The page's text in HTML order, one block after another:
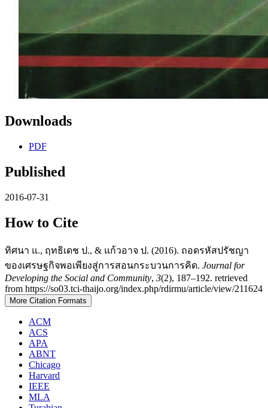
Downloads
PDF
Published
2016-07-31
How to Cite
ทิศนา แ., ฤทธิเดช ป., & แก้วอาจ ป. (2016). ถอดรหัสปรัชญา
ของเศรษฐกิจพอเพียงสู่การสอนกระบวนการคิด. Journal for
Developing the Social and Community, 3(2), 187–192. retrieved
from https://so03.tci-thaijo.org/index.php/rdirmu/article/view/211624
More Citation Formats
ACM
ACS
APA
ABNT
Chicago
Harvard
IEEE
MLA